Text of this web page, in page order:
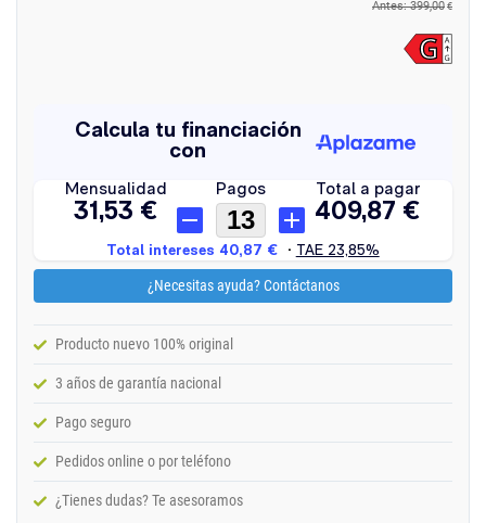
Antes: 399,00 €
¿Necesitas ayuda? Contáctanos
Producto nuevo 100% original
3 años de garantía nacional
Pago seguro
Pedidos online o por teléfono
¿Tienes dudas? Te asesoramos